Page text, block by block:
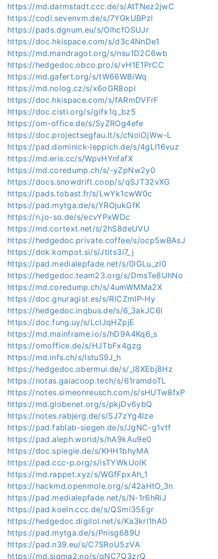
https://md.darmstadt.ccc.de/s/AtTNez2jwC
https://codi.sevenvm.de/s/7YGkUBPzl
https://pads.dgnum.eu/s/OlhcfOSUJr
https://doc.hkispace.com/s/d3c4NnDe1
https://md.mandragot.org/s/nsu1D2C6wb
https://hedgedoc.obco.pro/s/vH1E1PrCC
https://md.gafert.org/s/tW66WBiWq
https://md.nolog.cz/s/x6oGR8opl
https://doc.hkispace.com/s/fARmDVFrF
https://doc.cisti.org/s/gifx1q_bz5
https://om-office.de/s/SyZROg4efe
https://doc.projectsegfau.lt/s/cNoiOjWw-L
https://pad.dominick-leppich.de/s/4gLI16vuz
https://md.eris.cc/s/WpvHYnfafX
https://md.coredump.ch/s/-yZpNw2y0
https://docs.snowdrift.coop/s/qSJT32vXG
https://pads.tobast.fr/s/LwYk1cwW0c
https://pad.mytga.de/s/YROjukGfK
https://n.jo-so.de/s/ecvYPxWDc
https://md.cortext.net/s/2hS8deUVU
https://hedgedoc.private.coffee/s/ocp5wBAsJ
https://dok.kompot.si/s/Jtits3i7_j
https://pad.medialepfade.net/s/0lGLu_zl0
https://hedgedoc.team23.org/s/DmsTe8UhNo
https://md.coredump.ch/s/4umWMMa2X
https://doc.gnuragist.es/s/RlCZmIP-Hy
https://hedgedoc.inqbus.de/s/6_3akJC6l
https://doc.fung.uy/s/LcIJqHZpjE
https://md.mainframe.io/s/hD9A4Kq6_s
https://omoffice.de/s/HJTbFx4gzg
https://md.infs.ch/s/IstuS9J_h
https://hedgedoc.obermui.de/s/_l8XEbj8Hz
https://notas.gaiacoop.tech/s/61ramdoTL
https://notes.simeonreusch.com/s/sHUTw8fxP
https://md.globenet.org/s/pkjDv6ybQ
https://notes.rabjerg.de/s/SJ7zYg4lze
https://pad.fablab-siegen.de/s/JgNC-g1vtf
https://pad.aleph.world/s/hA9kAu9e0
https://doc.spiegie.de/s/KHH1bhyMA
https://pad.ccc-p.org/s/isTYWkUolK
https://md.rappet.xyz/s/WGfFpxAh_1
https://hackmd.openmole.org/s/42aHtO_3n
https://pad.medialepfade.net/s/N-1r6hRiJ
https://pad.koeln.ccc.de/s/QSmi35Egr
https://hedgedoc.digilol.net/s/Ka3krI1hA0
https://pad.mytga.de/s/Pnisg689U
https://pad.n39.eu/s/C7SRoU5zVA
https://md.sigma2.no/s/gNC7Q3zrQ